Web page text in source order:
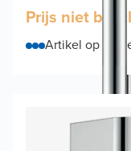
Prijs niet
Artikel op